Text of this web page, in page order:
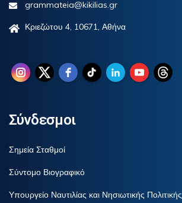
grammateia@kikilias.gr
Κριεζώτου 4, 10671, Αθήνα
Σύνδεσμοι
Σημεία Σταθμοί
Σύντομο Βιογραφικό
Υπουργείο Ναυτιλίας και Νησιωτικής Πολιτικής